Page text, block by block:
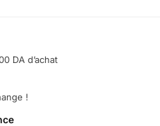
DA d’achat
!